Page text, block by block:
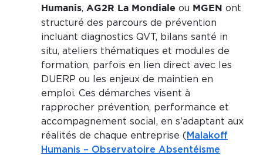
Humanis, AG2R La Mondiale ou MGEN ont
structuré des parcours de prévention
incluant diagnostics QVT, bilans santé in
situ, ateliers thématiques et modules de
formation, parfois en lien direct avec les
DUERP ou les enjeux de maintien en
emploi. Ces démarches visent à
rapprocher prévention, performance et
accompagnement social, en s’adaptant aux
réalités de chaque entreprise ( Malakoff
Humanis – Observatoire Absentéisme